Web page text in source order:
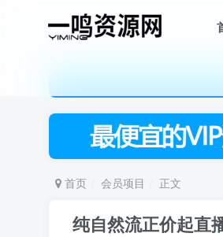
首页 会员项目 正文
纯自然流正价起直